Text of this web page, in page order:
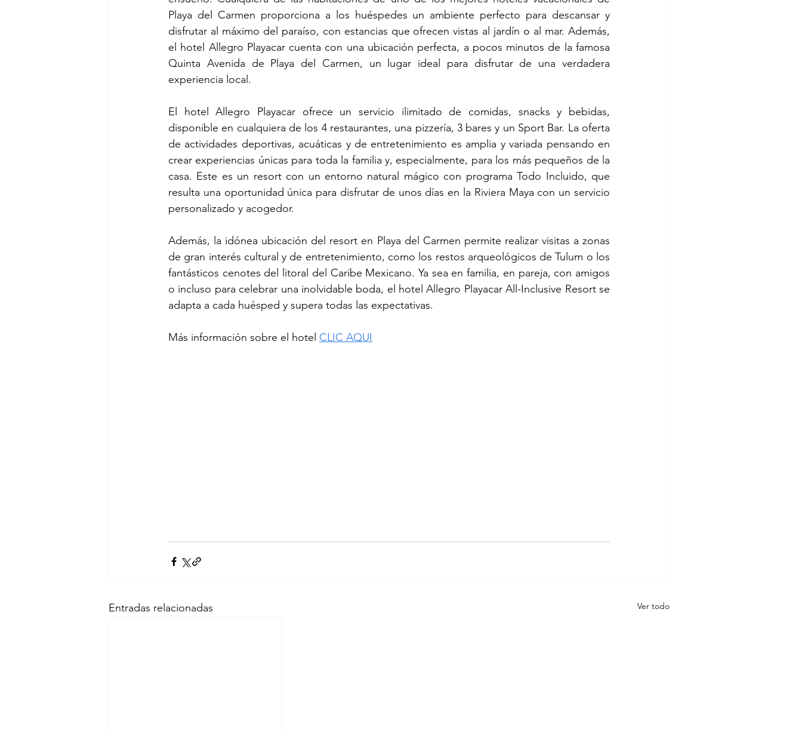
Playa del Carmen proporciona a los huéspedes un ambiente perfecto para descansar y
disfrutar al máximo del paraíso, con estancias que ofrecen vistas al jardín o al mar. Además,
el hotel Allegro Playacar cuenta con una ubicación perfecta, a pocos minutos de la famosa
Quinta Avenida de Playa del Carmen, un lugar ideal para disfrutar de una verdadera
experiencia local.
El hotel Allegro Playacar ofrece un servicio ilimitado de comidas, snacks y bebidas,
disponible en cualquiera de los 4 restaurantes, una pizzería, 3 bares y un Sport Bar. La oferta
de actividades deportivas, acuáticas y de entretenimiento es amplia y variada pensando en
crear experiencias únicas para toda la familia y, especialmente, para los más pequeños de la
casa. Este es un resort con un entorno natural mágico con programa Todo Incluido, que
resulta una oportunidad única para disfrutar de unos días en la Riviera Maya con un servicio
personalizado y acogedor.
Además, la idónea ubicación del resort en Playa del Carmen permite realizar visitas a zonas
de gran interés cultural y de entretenimiento, como los restos arqueológicos de Tulum o los
fantásticos cenotes del litoral del Caribe Mexicano. Ya sea en familia, en pareja, con amigos
o incluso para celebrar una inolvidable boda, el hotel Allegro Playacar All-Inclusive Resort se
adapta a cada huésped y supera todas las expectativas.
Más información sobre el hotel CLIC AQUI
Entradas relacionadas Ver todo